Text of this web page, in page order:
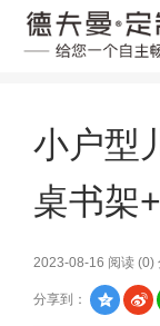
小户型
桌书架
2023-08-16 阅读 (0)
分享到：